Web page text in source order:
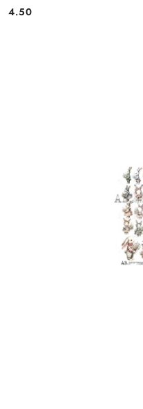
Cena:
4.50